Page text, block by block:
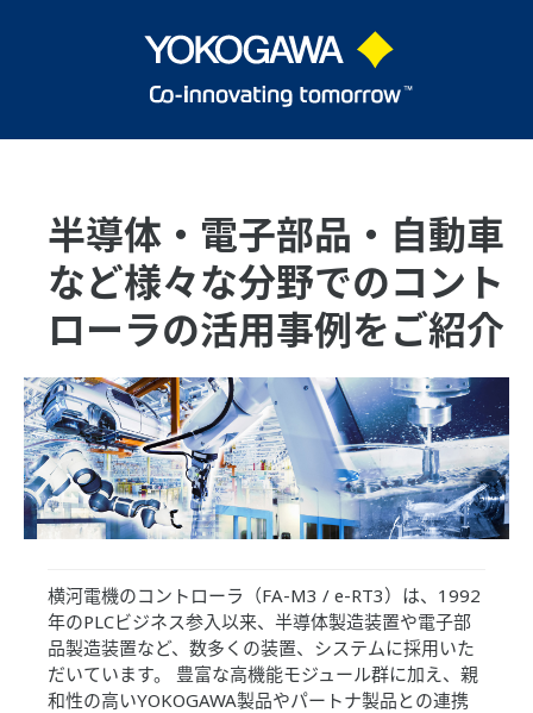
半導体・電子部品・自動車
など様々な分野でのコント
ローラの活用事例をご紹介
横河電機のコントローラ（FA-M3 / e-RT3）は、1992
年のPLCビジネス参入以来、半導体製造装置や電子部
品製造装置など、数多くの装置、システムに採用いた
だいています。 豊富な高機能モジュール群に加え、親
和性の高いYOKOGAWA製品やパートナ製品との連携